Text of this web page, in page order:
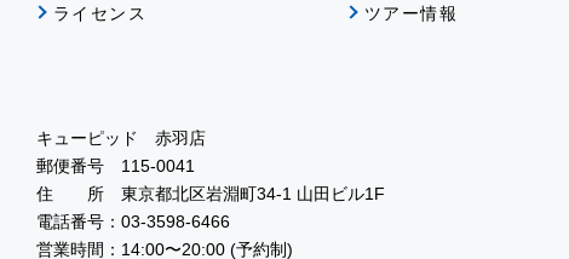
ライセンス ツアー情報
キューピッド 赤羽店
郵便番号 115-0041
住 所 東京都北区岩淵町34-1 山田ビル1F
電話番号：03-3598-6466
営業時間：14:00〜20:00 (予約制)